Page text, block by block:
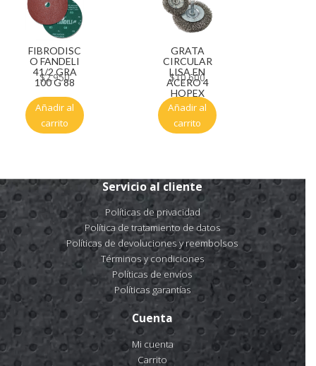
FIBRODISC
O FANDELI
41/2 GRA
100 G 88
$2.950
Añadir al
carrito
GRATA
CIRCULAR
LISA EN
ACERO 4
HOPEX
$10.600
Añadir al
carrito
Servicio al cliente
Políticas de privacidad
Política de tratamiento de datos
Políticas de devoluciones y reembolsos
Términos y condiciones
Políticas de envíos
Políticas garantías
Cuenta
Mi cuenta
Carrito